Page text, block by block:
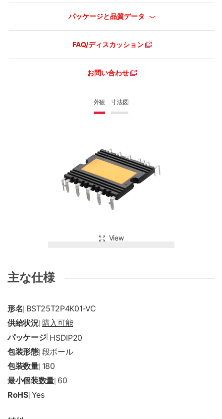
外観 寸法図
View
パッケージと品質データ
FAQ/ディスカッション
お問い合わせ
主な仕様
形名 BST25T2P4K01-VC
供給状況| 購入可能
パッケージ| HSDIP20
包装形態| 段ボール
包装数量| 180
最小個装数量 60
RoHS| Yes